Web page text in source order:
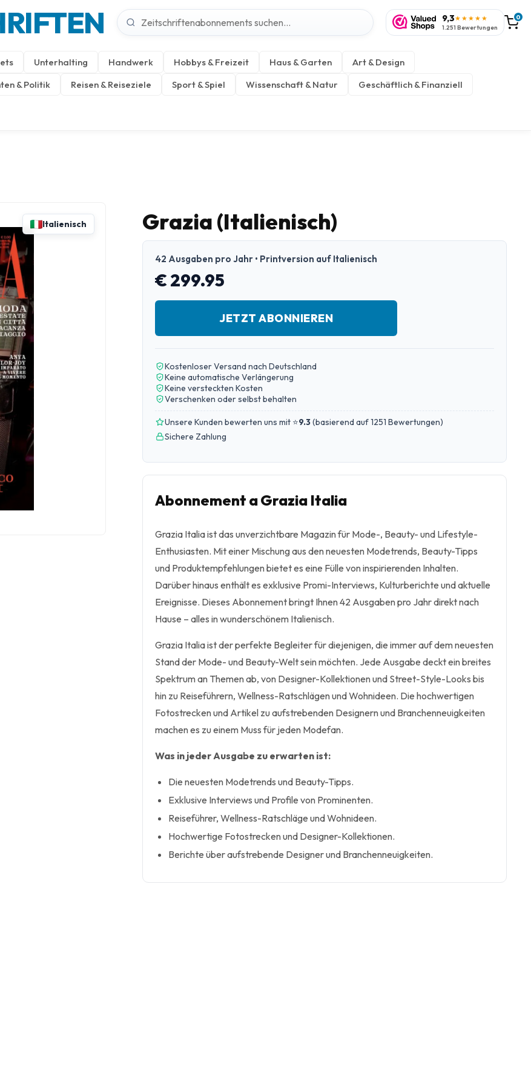
9,3★★★★★
1.251 Bewertungen
0
Unterhalting Handwerk Hobbys & Freizeit Haus & Garten
Art & Design
& Politik Reisen & Reiseziele Sport & Spiel Wissenschaft & Natur
Geschäftlich & Finanziell
Italienisch Grazia (Italienisch)
42 Ausgaben pro Jahr • Printversion auf Italienisch
€ 299.95
JETZT ABONNIEREN
Kostenloser Versand nach Deutschland
Keine automatische Verlängerung
Keine versteckten Kosten
Verschenken oder selbst behalten
Unsere Kunden bewerten uns mit ⭐9.3(basierend auf 1251 Bewertungen)
Sichere Zahlung
Abonnement a Grazia Italia
Grazia Italia ist das unverzichtbare Magazin für Mode-, Beauty- und Lifestyle-
Enthusiasten. Mit einer Mischung aus den neuesten Modetrends, Beauty-Tipps
und Produktempfehlungen bietet es eine Fülle von inspirierenden Inhalten.
Darüber hinaus enthält es exklusive Promi-Interviews, Kulturberichte und aktuelle
Ereignisse. Dieses Abonnement bringt Ihnen 42 Ausgaben pro Jahr direkt nach
Hause – alles in wunderschönem Italienisch.
Grazia Italia ist der perfekte Begleiter für diejenigen, die immer auf dem neuesten
Stand der Mode- und Beauty-Welt sein möchten. Jede Ausgabe deckt ein breites
Spektrum an Themen ab, von Designer-Kollektionen und Street-Style-Looks bis
hin zu Reiseführern, Wellness-Ratschlägen und Wohnideen. Die hochwertigen
Fotostrecken und Artikel zu aufstrebenden Designern und Branchenneuigkeiten
machen es zu einem Muss für jeden Modefan.
Was in jeder Ausgabe zu erwarten ist:
Die neuesten Modetrends und Beauty-Tipps.
Exklusive Interviews und Profile von Prominenten.
Reiseführer, Wellness-Ratschläge und Wohnideen.
Hochwertige Fotostrecken und Designer-Kollektionen.
Berichte über aufstrebende Designer und Branchenneuigkeiten.